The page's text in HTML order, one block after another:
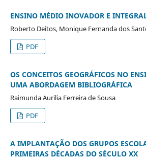
ENSINO MÉDIO INOVADOR E
Roberto Deitos, Monique Fernanda dos
PDF
OS CONCEITOS GEOGRÁFICOS NO
UMA ABORDAGEM BIBLIOGRÁFICA
Raimunda Aurilia Ferreira de Sousa
PDF
A IMPLANTAÇÃO DOS GRUPOS
PRIMEIRAS DÉCADAS DO SÉCULO XX